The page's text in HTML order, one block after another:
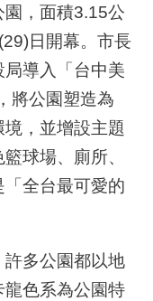
，面積3.15公
日開幕。市長
導入「台中美
將公園塑造為
境，並增設主題
球場、廁所、
全台最可愛的
許多公園都以地
色系為公園特